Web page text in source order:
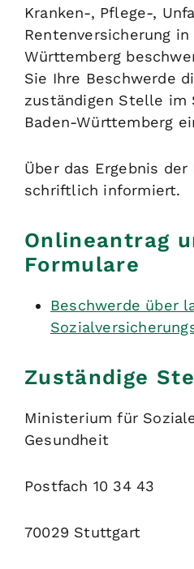
Kranken-, Pflege-,
Rentenversicherung in
Württemberg
Sie Ihre Beschwerde
zuständigen Stelle im
Baden-Württemberg
Über das Ergebnis
schriftlich informiert.
Onlineantrag
Formulare
Beschwerde über
Zuständige
Ministerium für
Gesundheit
Postfach 10 34 43
70029 Stuttgart